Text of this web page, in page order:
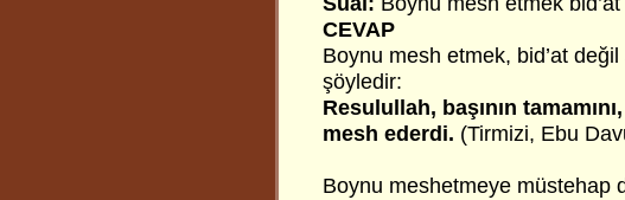
CEVAP
Boynu mesh etmek, bid’at
şöyledir:
Resulullah, başının
mesh ederdi. (Tirmizi, Ebu
Boynu meshetmeye müstehap